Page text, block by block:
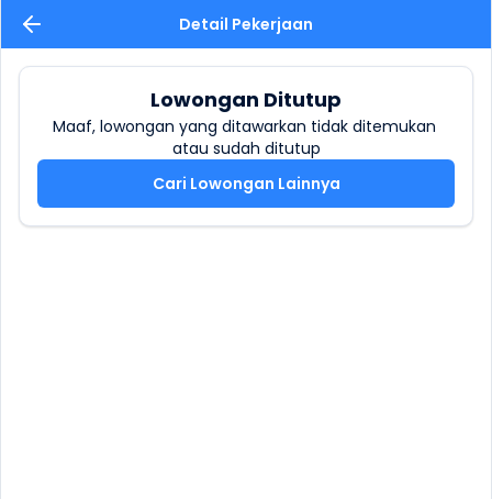
Detail Pekerjaan
Lowongan Ditutup
Maaf, lowongan yang ditawarkan tidak ditemukan
atau sudah ditutup
Cari Lowongan Lainnya